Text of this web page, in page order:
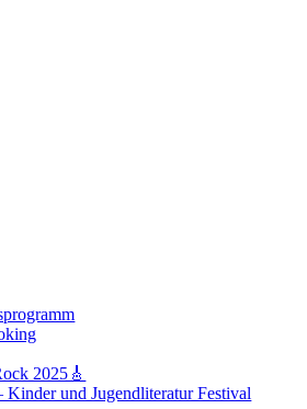
2025🎸
und Jugendliteratur Festival